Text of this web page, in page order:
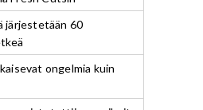
järjestetään 60
ongelmia kuin